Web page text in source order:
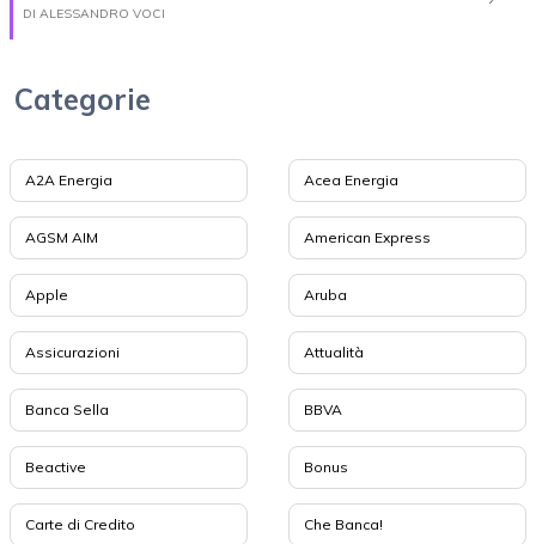
DI ALESSANDRO VOCI
Categorie
A2A Energia Acea Energia
AGSM AIM American Express
Apple Aruba
Assicurazioni Attualità
Banca Sella BBVA
Beactive Bonus
Carte di Credito Che Banca!